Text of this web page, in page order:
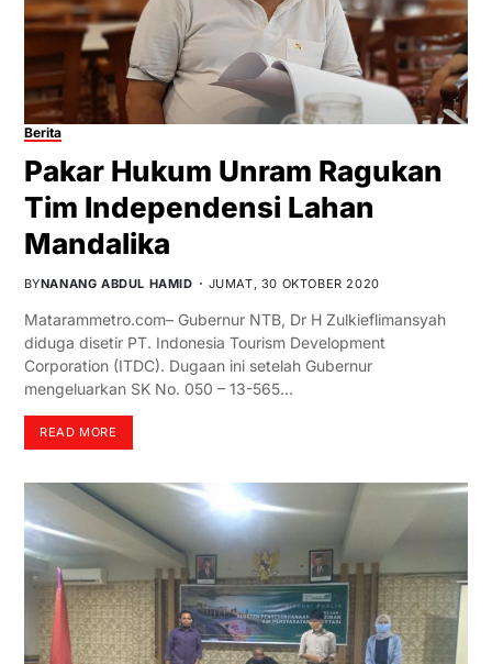
Berita
Pakar Hukum Unram Ragukan
Tim Independensi Lahan
Mandalika
BYNANANG ABDUL HAMID JUMAT, 30 OKTOBER 2020
Matarammetro.com– Gubernur NTB, Dr H Zulkieflimansyah
diduga disetir PT. Indonesia Tourism Development
Corporation (ITDC). Dugaan ini setelah Gubernur
mengeluarkan SK No. 050 – 13-565…
READ MORE